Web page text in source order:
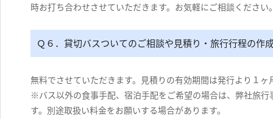
時お打ち合わせさせていただきます。お気軽にご相談ください
Ｑ６．貸切バスついてのご相談や見積り・旅行行程の作
無料でさせていただきます。見積りの有効期間は発行より１ヶ
※バス以外の食事手配、宿泊手配をご希望の場合は、弊社旅
す。別途取扱い料金をお願いする場合があります。